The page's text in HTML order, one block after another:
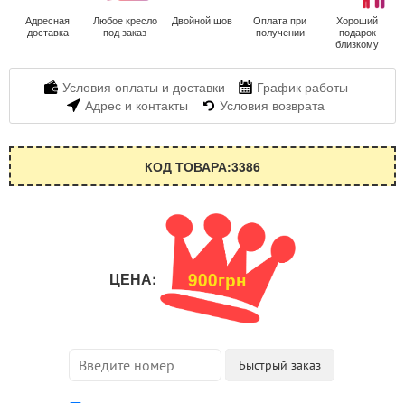
Адресная
доставка
Любое кресло
под заказ
Двойной шов
Оплата при
получении
Хороший
подарок
близкому
Условия оплаты и доставки
График работы
Адрес и контакты
Условия возврата
КОД ТОВАРА:3386
ЦЕНА: 900грн